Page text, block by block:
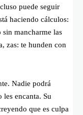
puede seguir
haciendo cálculos:
mancharme las
zas: te hunden con
Nadie podrá
encanta. Su
que es culpa